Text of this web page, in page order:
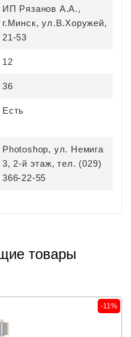
ИП Рязанов А.А.,
г.Минск, ул.В.Хоружей,
21-53
12
36
Есть
Photoshop, ул. Немига
3, 2-й этаж, тел. (029)
366-22-55
товары
-11%